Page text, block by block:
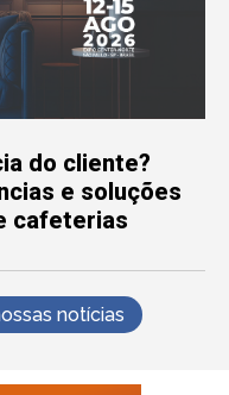
do cliente?
e soluções
cafeterias
notícias